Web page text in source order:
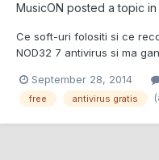
MusicON posted a topic in
Ce soft-uri folositi si ce
NOD32 7 antivirus si ma
foarte mult RAM in timpul
gratis (care bloca unele
September 28, 2014
free antivirus gratis